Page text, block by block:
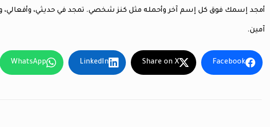
أمجد إسمك فوق كل إسم آخر وأحمله مثل كنز شخصي. تمجد في حديثي، وأفعالي،
آمين.
Facebook
Share on X
LinkedIn
WhatsApp